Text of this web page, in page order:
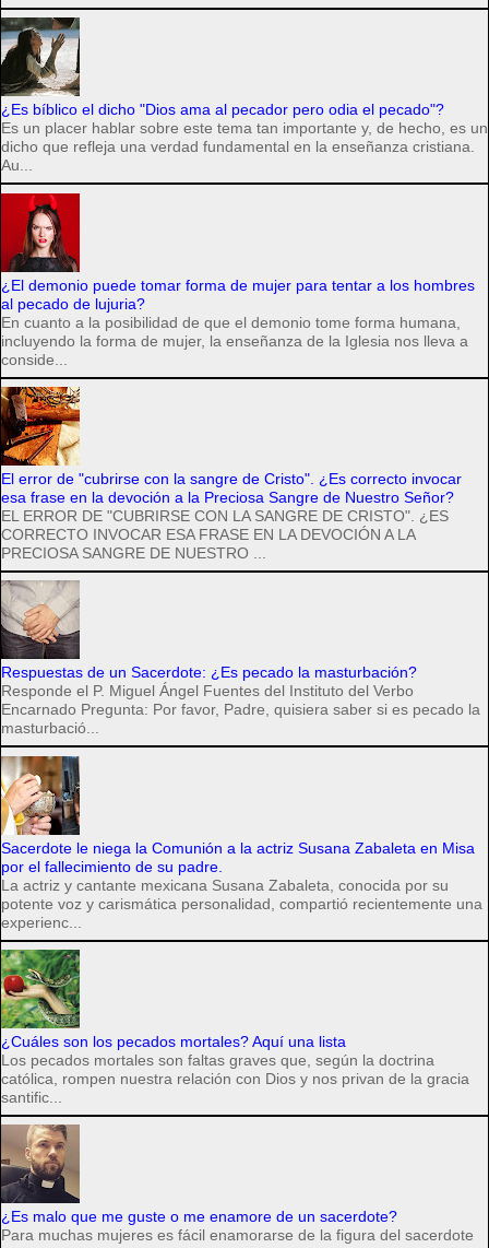
¿Es bíblico el dicho "Dios ama al pecador pero odia el pecado"?
Es un placer hablar sobre este tema tan importante y, de hecho, es un
dicho que refleja una verdad fundamental en la enseñanza cristiana.
Au...
¿El demonio puede tomar forma de mujer para tentar a los hombres
al pecado de lujuria?
En cuanto a la posibilidad de que el demonio tome forma humana,
incluyendo la forma de mujer, la enseñanza de la Iglesia nos lleva a
conside...
El error de "cubrirse con la sangre de Cristo". ¿Es correcto invocar
esa frase en la devoción a la Preciosa Sangre de Nuestro Señor?
EL ERROR DE "CUBRIRSE CON LA SANGRE DE CRISTO". ¿ES
CORRECTO INVOCAR ESA FRASE EN LA DEVOCIÓN A LA
PRECIOSA SANGRE DE NUESTRO ...
Respuestas de un Sacerdote: ¿Es pecado la masturbación?
Responde el P. Miguel Ángel Fuentes del Instituto del Verbo
Encarnado Pregunta: Por favor, Padre, quisiera saber si es pecado la
masturbació...
Sacerdote le niega la Comunión a la actriz Susana Zabaleta en Misa
por el fallecimiento de su padre.
La actriz y cantante mexicana Susana Zabaleta, conocida por su
potente voz y carismática personalidad, compartió recientemente una
experienc...
¿Cuáles son los pecados mortales? Aquí una lista
Los pecados mortales son faltas graves que, según la doctrina
católica, rompen nuestra relación con Dios y nos privan de la gracia
santific...
¿Es malo que me guste o me enamore de un sacerdote?
Para muchas mujeres es fácil enamorarse de la figura del sacerdote